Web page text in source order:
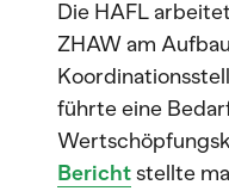
Die HAFL
ZHAW am
führte eine
Berichtstellte